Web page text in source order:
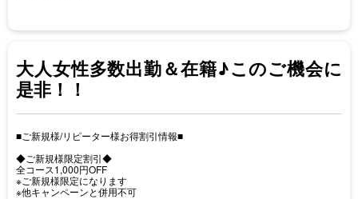
大人女性多数出勤＆在籍♪このご機会に
是非！！
■ご新規様/リピーター様お得割引情報■
◆ご新規様限定割引◆
全コース1,000円OFF
※ご新規様限定になります
※他キャンペーンと併用不可